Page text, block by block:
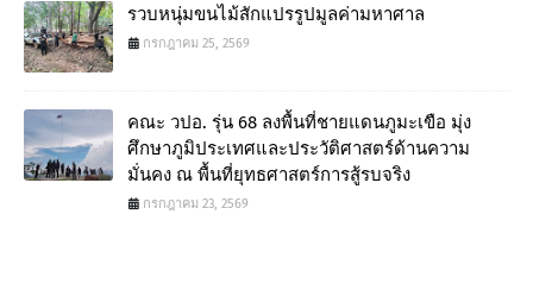
รวบหนุ่มขนไม้สักแปรรูปมูลค่ามหาศาล
กรกฎาคม 25, 2569
คณะ วปอ. รุ่น 68 ลงพื้นที่ชายแดนภูมะเขือ มุ่ง
ศึกษาภูมิประเทศและประวัติศาสตร์ด้านความ
มั่นคง ณ พื้นที่ยุทธศาสตร์การสู้รบจริง
กรกฎาคม 23, 2569